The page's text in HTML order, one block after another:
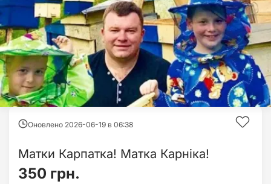
Оновлено 2026-06-19 в 06:38
Матки Карпатка! Матка Карніка!
350 грн.